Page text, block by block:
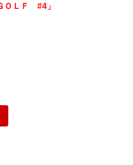
ＯＬＦ #4」